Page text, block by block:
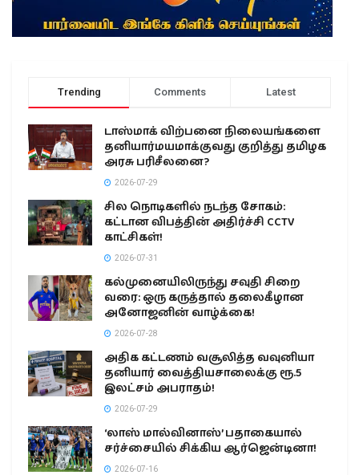
Trending Comments Latest
டாஸ்மாக் விற்பனை நிலையங்களை
தனியார்மயமாக்குவது குறித்து தமிழக
அரசு பரிசீலனை?
2026-07-29
சில நொடிகளில் நடந்த சோகம்:
கட்டான விபத்தின் அதிர்ச்சி CCTV
காட்சிகள்!
2026-07-31
கல்முனையிலிருந்து சவுதி சிறை
வரை: ஒரு கருத்தால் தலைகீழான
அனோஜனின் வாழ்க்கை!
2026-07-28
அதிக கட்டணம் வசூலித்த வவுனியா
தனியார் வைத்தியசாலைக்கு ரூ.5
இலட்சம் அபராதம்!
2026-07-29
‘லாஸ் மால்வினாஸ்’ பதாகையால்
சர்ச்சையில் சிக்கிய ஆர்ஜென்டினா!
2026-07-16